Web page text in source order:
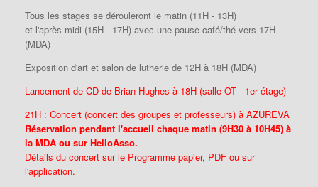
Tous les stages se dérouleront le matin (11H - 13H)
et l'après-midi (15H - 17H) avec une pause café/thé vers 17H
(MDA)
Exposition d'art et salon de lutherie de 12H à 18H (MDA)
Lancement de CD de Brian Hughes à 18H (salle OT - 1er étage)
21H : Concert (concert des groupes et professeurs) à AZUREVA
Réservation pendant l'accueil chaque matin (9H30 à 10H45) à
la MDA ou sur HelloAsso.
Détails du concert sur le Programme papier, PDF ou sur
l'application.